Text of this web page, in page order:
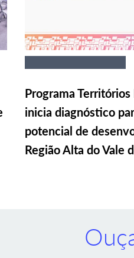
Programa
inicia diagnóstico
potencial de
Região Alta do Vale